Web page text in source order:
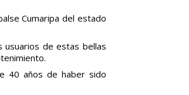
Cumaripa del estado
usuarios de estas bellas
40 años de haber sido